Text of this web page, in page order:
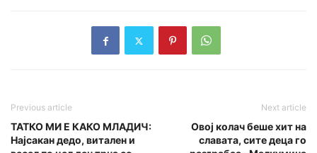
Previous article
ТАТКО МИ Е КАКО МЛАДИЧ:
Најсакан дедо, витален и
Next article
Овој колач беше хит на
славата, сите деца го